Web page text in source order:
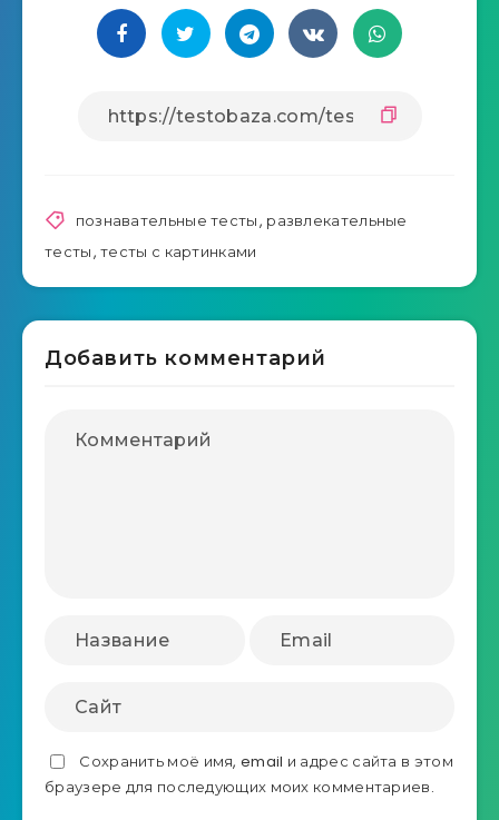
познавательные тесты, развлекательные
тесты,тесты с картинками
Добавить комментарий
Сохранить моё имя, email и адрес сайта в этом
браузере для последующих моих комментариев.